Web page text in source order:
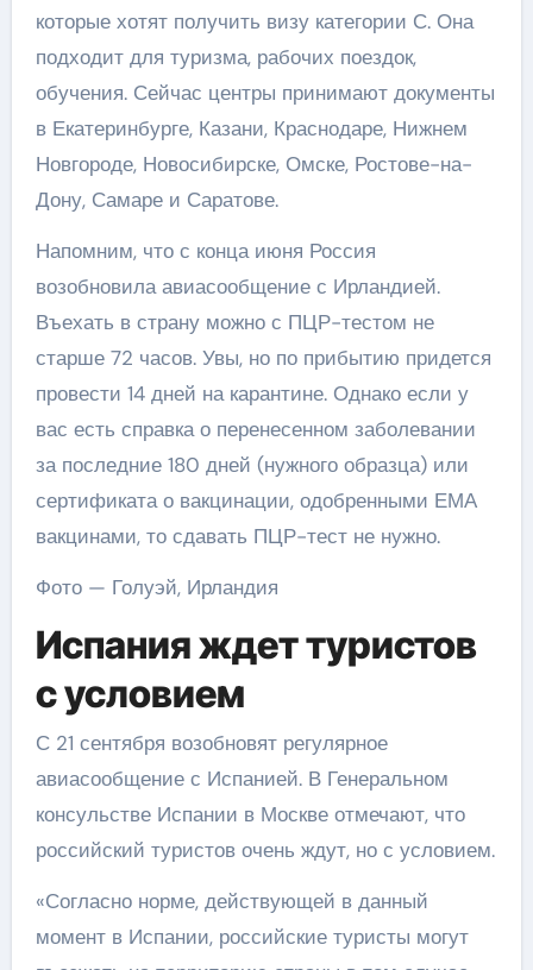
которые хотят получить визу категории С. Она
подходит для туризма, рабочих поездок,
обучения. Сейчас центры принимают документы
в Екатеринбурге, Казани, Краснодаре, Нижнем
Новгороде, Новосибирске, Омске, Ростове-на-
Дону, Самаре и Саратове.
Напомним, что с конца июня Россия
возобновила авиасообщение с Ирландией.
Въехать в страну можно с ПЦР-тестом не
старше 72 часов. Увы, но по прибытию придется
провести 14 дней на карантине. Однако если у
вас есть справка о перенесенном заболевании
за последние 180 дней (нужного образца) или
сертификата о вакцинации, одобренными ЕМА
вакцинами, то сдавать ПЦР-тест не нужно.
Фото — Голуэй, Ирландия
Испания ждет туристов
с условием
С 21 сентября возобновят регулярное
авиасообщение с Испанией. В Генеральном
консульстве Испании в Москве отмечают, что
российский туристов очень ждут, но с условием.
«Согласно норме, действующей в данный
момент в Испании, российские туристы могут